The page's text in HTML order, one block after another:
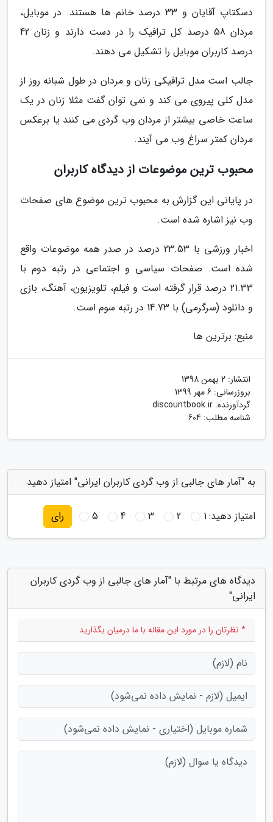
دسکتاپ آقایان و 33 درصد خانم ها هستند. در موبایل،
مردان 58 درصد کل ترافیک را در دست دارند و زنان 42
درصد کاربران موبایل را تشکیل می دهند.
جالب است مدل ترافیکی زنان و مردان در طول شبانه روز از
مدل کلی پیروی می کند و نمی توان گفت مثلا زنان در یک
ساعت خاصی بیشتر از مردان وب گردی می کنند یا برعکس
مردان کمتر سراغ وب می آیند.
محبوب ترین موضوعات از دیدگاه کاربران
در پایانی این گزارش به محبوب ترین موضوع های صفحات
وب نیز اشاره شده است.
اخبار ورزشی با 23.53 درصد در صدر همه موضوعات واقع
شده است. صفحات سیاسی و اجتماعی در رتبه دوم با
21.33 درصد قرار گرفته است و فیلم، تلویزیون، آهنگ، بازی
و دانلود (سرگرمی) با 14.73 در رتبه سوم است.
منبع: برترین ها
انتشار: 2 بهمن 1398
بروزرسانی: 6 مهر 1399
گردآورنده: discountbook.ir
شناسه مطلب: 604
به "آمار های جالبی از وب گردی کاربران ایرانی" امتیاز دهید
امتیاز دهید:1
2
3
4
5 رای
دیدگاه های مرتبط با "آمار های جالبی از وب گردی کاربران
ایرانی"
* نظرتان را در مورد این مقاله با ما درمیان بگذارید